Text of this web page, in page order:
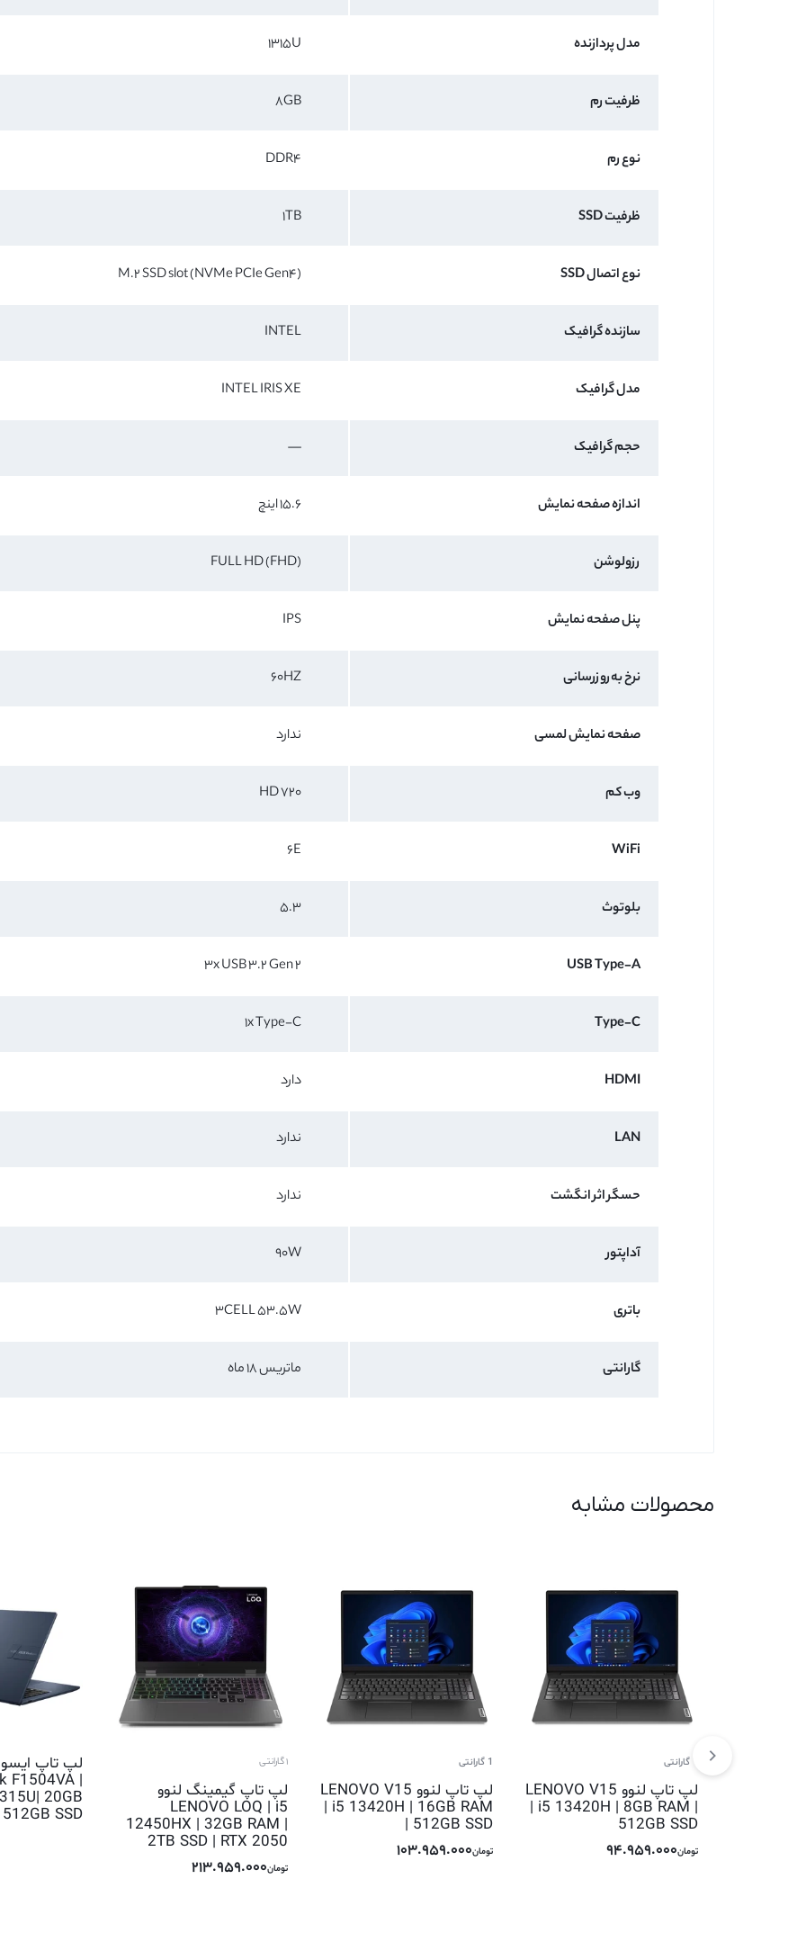
مدل پردازنده 1315U
ظرفیت رم 8GB
نوع رم DDR4
ظرفیت SSD 1TB
نوع اتصال SSD M.2 SSD slot (NVMe PCIe Gen4)
سازنده گرافیک INTEL
مدل گرافیک INTEL IRIS XE
حجم گرافیک —
اندازه صفحه نمایش 15.6 اینچ
رزولوشن FULL HD (FHD)
پنل صفحه نمایش IPS
نرخ به‌روزرسانی 60HZ
صفحه نمایش لمسی ندارد
وب کم 720 HD
WiFi
6E
بلوتوث 5.3
USB Type-A
3x USB 3.2 Gen 2
Type-C
1x Type-C
HDMI دارد
LAN ندارد
حسگر اثر انگشت ندارد
آداپتور 90W
باتری 3CELL 53.5W
گارانتی ماتریس 18 ماه
محصولات مشابه
لپ تاپ لنوو LENOVO V15
| i5 13420H | 8GB RAM |
512GB SSD
تومان94.959.000
1 گارانتی
لپ تاپ لنوو LENOVO V15
| i5 13420H | 16GB RAM
| 512GB SSD
تومان103.959.000
1 گارانتی
لپ تاپ گیمینگ لنوو
LENOVO LOQ | i5
12450HX | 32GB RAM |
2TB SSD | RTX 2050
تومان213.959.000
F1504VA |
20GB
SSD